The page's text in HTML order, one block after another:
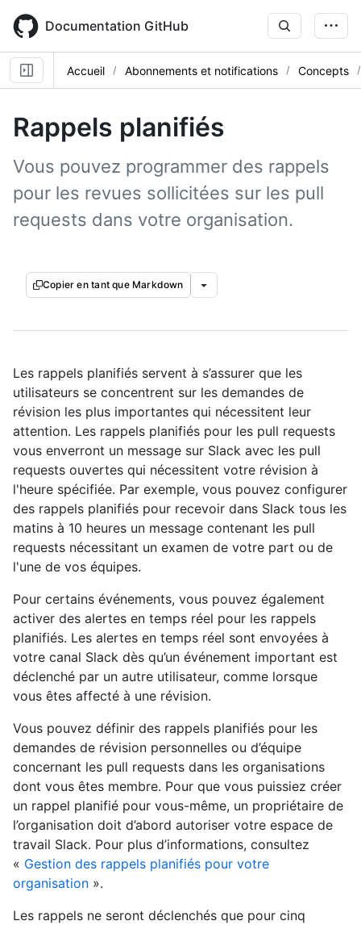
main
content
Documentation GitHub
Accueil Abonnements et notifications Concepts
Rappels planifiés
Vous pouvez programmer des rappels
pour les revues sollicitées sur les pull
requests dans votre organisation.
Copier en tant que Markdown
Les rappels planifiés servent à s’assurer que les
utilisateurs se concentrent sur les demandes de
révision les plus importantes qui nécessitent leur
attention. Les rappels planifiés pour les pull requests
vous enverront un message sur Slack avec les pull
requests ouvertes qui nécessitent votre révision à
l'heure spécifiée. Par exemple, vous pouvez configurer
des rappels planifiés pour recevoir dans Slack tous les
matins à 10 heures un message contenant les pull
requests nécessitant un examen de votre part ou de
l'une de vos équipes.
Pour certains événements, vous pouvez également
activer des alertes en temps réel pour les rappels
planifiés. Les alertes en temps réel sont envoyées à
votre canal Slack dès qu’un événement important est
déclenché par un autre utilisateur, comme lorsque
vous êtes affecté à une révision.
Vous pouvez définir des rappels planifiés pour les
demandes de révision personnelles ou d’équipe
concernant les pull requests dans les organisations
dont vous êtes membre. Pour que vous puissiez créer
un rappel planifié pour vous-même, un propriétaire de
l’organisation doit d’abord autoriser votre espace de
travail Slack. Pour plus d’informations, consultez
« Gestion des rappels planifiés pour votre
organisation ».
Les rappels ne seront déclenchés que pour cinq